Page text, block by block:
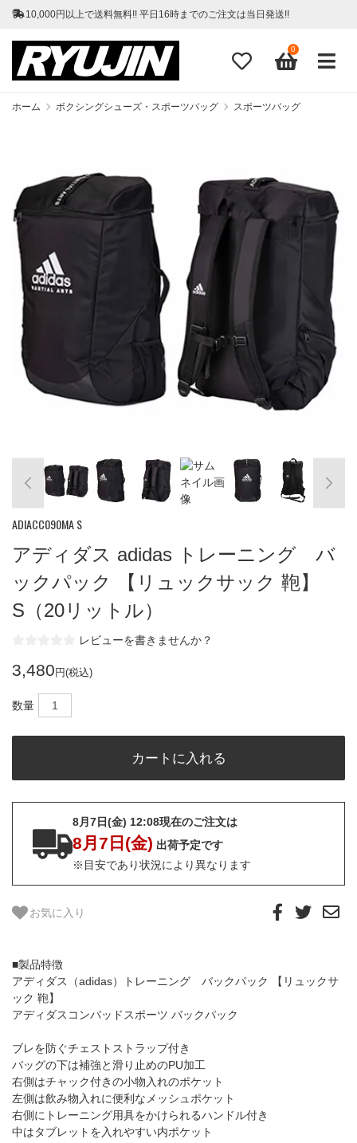
10,000円以上で送料無料!! 平日16時までのご注文は当日発送!!
0
ホーム ボクシングシューズ・スポーツバッグ スポーツバッグ
ADIACC090MA S
アディダス adidas トレーニング バ
ックパック 【リュックサック 鞄】
S（20リットル）
レビューを書きませんか？
3,480 円(税込)
数量
8月7日(金) 12:08現在のご注文は
8月7日(金) 出荷予定です
※目安であり状況により異なります
お気に入り
■製品特徴
アディダス（adidas）トレーニング バックパック 【リュックサ
ック 鞄】
アディダスコンバッドスポーツ バックパック
ブレを防ぐチェストストラップ付き
バッグの下は補強と滑り止めのPU加工
右側はチャック付きの小物入れのポケット
左側は飲み物入れに便利なメッシュポケット
右側にトレーニング用具をかけられるハンドル付き
中はタブレットを入れやすい内ポケット